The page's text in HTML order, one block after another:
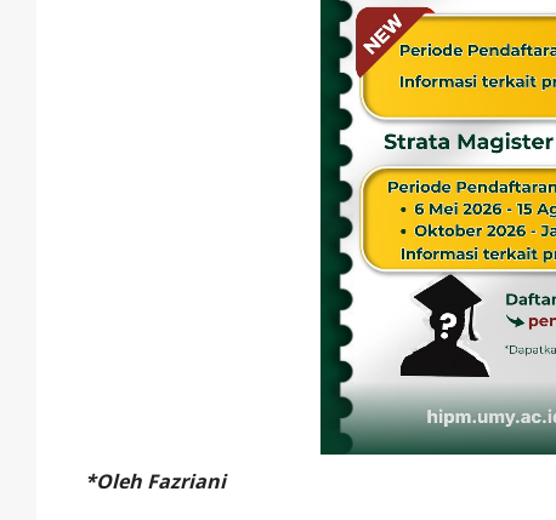
*Oleh Fazriani